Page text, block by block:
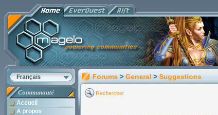
Français
Communauté
Accueil
A propos
Forums > General > Suggestions
Rechercher